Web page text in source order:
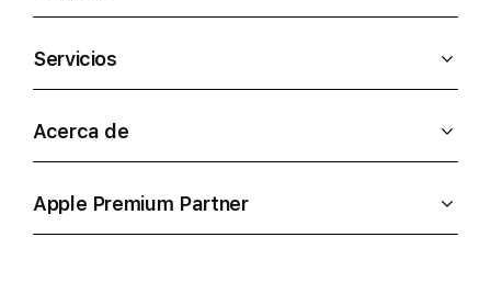
Servicios
Acerca de
Apple Premium Partner